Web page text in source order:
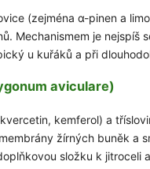
(zejména α-pinen a
Mechanismem je
u kuřáků a při
aviculare)
kemferol) a
žírných buněk a
složku k jitroceli